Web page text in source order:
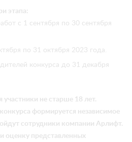
этапа:
с 1 сентября по 30 сентября
по 31 октября 2023 года.
конкурса до 31 декабря
не старше 18 лет.
формируется независимое
сотрудники компании Арлифт.
оценку представленных